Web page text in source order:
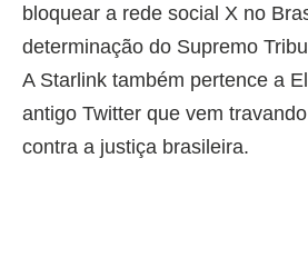
bloquear a rede social X no
determinação do Supremo
A Starlink também pertence a
antigo Twitter que vem
contra a justiça brasileira.